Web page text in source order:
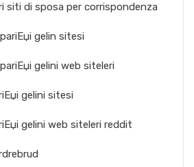
siti di sposa per corrispondenza
gelin sitesi
gelini web siteleri
gelini sitesi
gelini web siteleri reddit